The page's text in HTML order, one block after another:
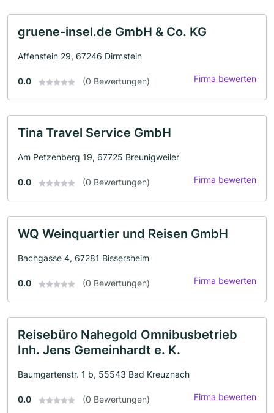
gruene-insel.de GmbH & Co. KG
Affenstein 29, 67246 Dirmstein
0.0 (0 Bewertungen) Firma bewerten
Tina Travel Service GmbH
Am Petzenberg 19, 67725 Breunigweiler
0.0 (0 Bewertungen) Firma bewerten
WQ Weinquartier und Reisen GmbH
Bachgasse 4, 67281 Bissersheim
0.0 (0 Bewertungen) Firma bewerten
Reisebüro Nahegold Omnibusbetrieb
Inh. Jens Gemeinhardt e. K.
Baumgartenstr. 1 b, 55543 Bad Kreuznach
0.0 (0 Bewertungen) Firma bewerten